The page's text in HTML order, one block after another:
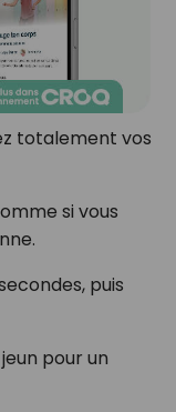
totalement vos
si vous
puis
pour un